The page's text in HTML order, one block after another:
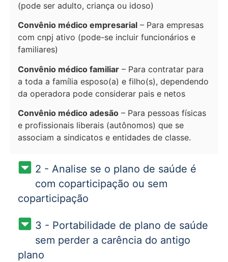
(pode ser adulto, criança ou idoso)
Convênio médico empresarial – Para empresas
com cnpj ativo (pode-se incluir funcionários e
familiares)
Convênio médico familiar – Para contratar para
a toda a família esposo(a) e filho(s), dependendo
da operadora pode considerar pais e netos
Convênio médico adesão – Para pessoas físicas
e profissionais liberais (autônomos) que se
associam a sindicatos e entidades de classe.
2 - Analise se o plano de saúde é
com coparticipação ou sem
coparticipação
3 - Portabilidade de plano de saúde
sem perder a carência do antigo
plano